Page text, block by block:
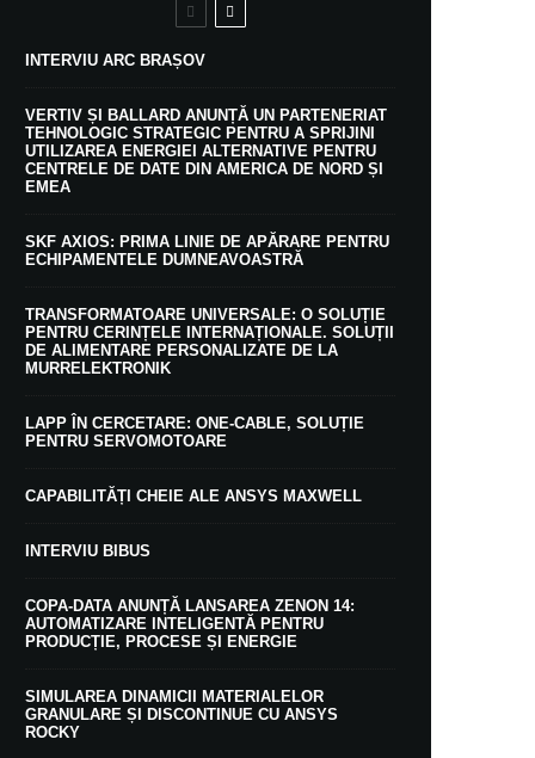
INTERVIU ARC BRAȘOV
VERTIV ȘI BALLARD ANUNȚĂ UN PARTENERIAT
TEHNOLOGIC STRATEGIC PENTRU A SPRIJINI
UTILIZAREA ENERGIEI ALTERNATIVE PENTRU
CENTRELE DE DATE DIN AMERICA DE NORD ȘI
EMEA
SKF AXIOS: PRIMA LINIE DE APĂRARE PENTRU
ECHIPAMENTELE DUMNEAVOASTRĂ
TRANSFORMATOARE UNIVERSALE: O SOLUȚIE
PENTRU CERINȚELE INTERNAȚIONALE. SOLUȚII
DE ALIMENTARE PERSONALIZATE DE LA
MURRELEKTRONIK
LAPP ÎN CERCETARE: ONE-CABLE, SOLUȚIE
PENTRU SERVOMOTOARE
CAPABILITĂȚI CHEIE ALE ANSYS MAXWELL
INTERVIU BIBUS
COPA-DATA ANUNȚĂ LANSAREA ZENON 14:
AUTOMATIZARE INTELIGENTĂ PENTRU
PRODUCȚIE, PROCESE ȘI ENERGIE
SIMULAREA DINAMICII MATERIALELOR
GRANULARE ȘI DISCONTINUE CU ANSYS
ROCKY